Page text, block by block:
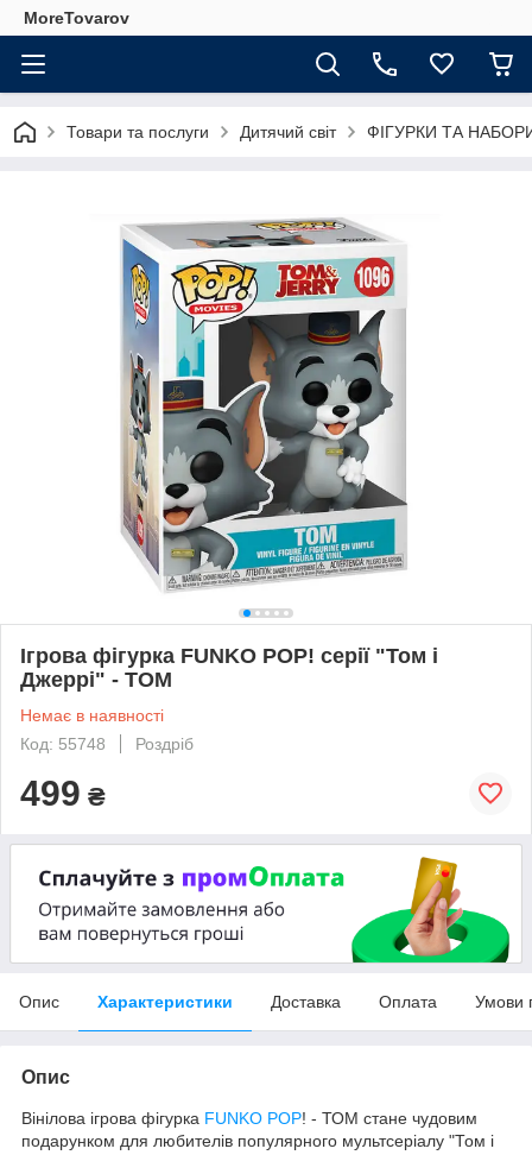
MoreTovarov
Товари та послуги Дитячий світ ФІГУРКИ ТА
Ігрова фігурка FUNKO POP! серії "Том і
Джеррі" - ТОМ
Немає в наявності
Код: 55748
Роздріб
499 ₴
Опис Характеристики Доставка Оплата Умови
Опис
Вінілова ігрова фігурка FUNKO POP! - ТОМ стане чудовим
подарунком для любителів популярного мультсеріалу "Том і